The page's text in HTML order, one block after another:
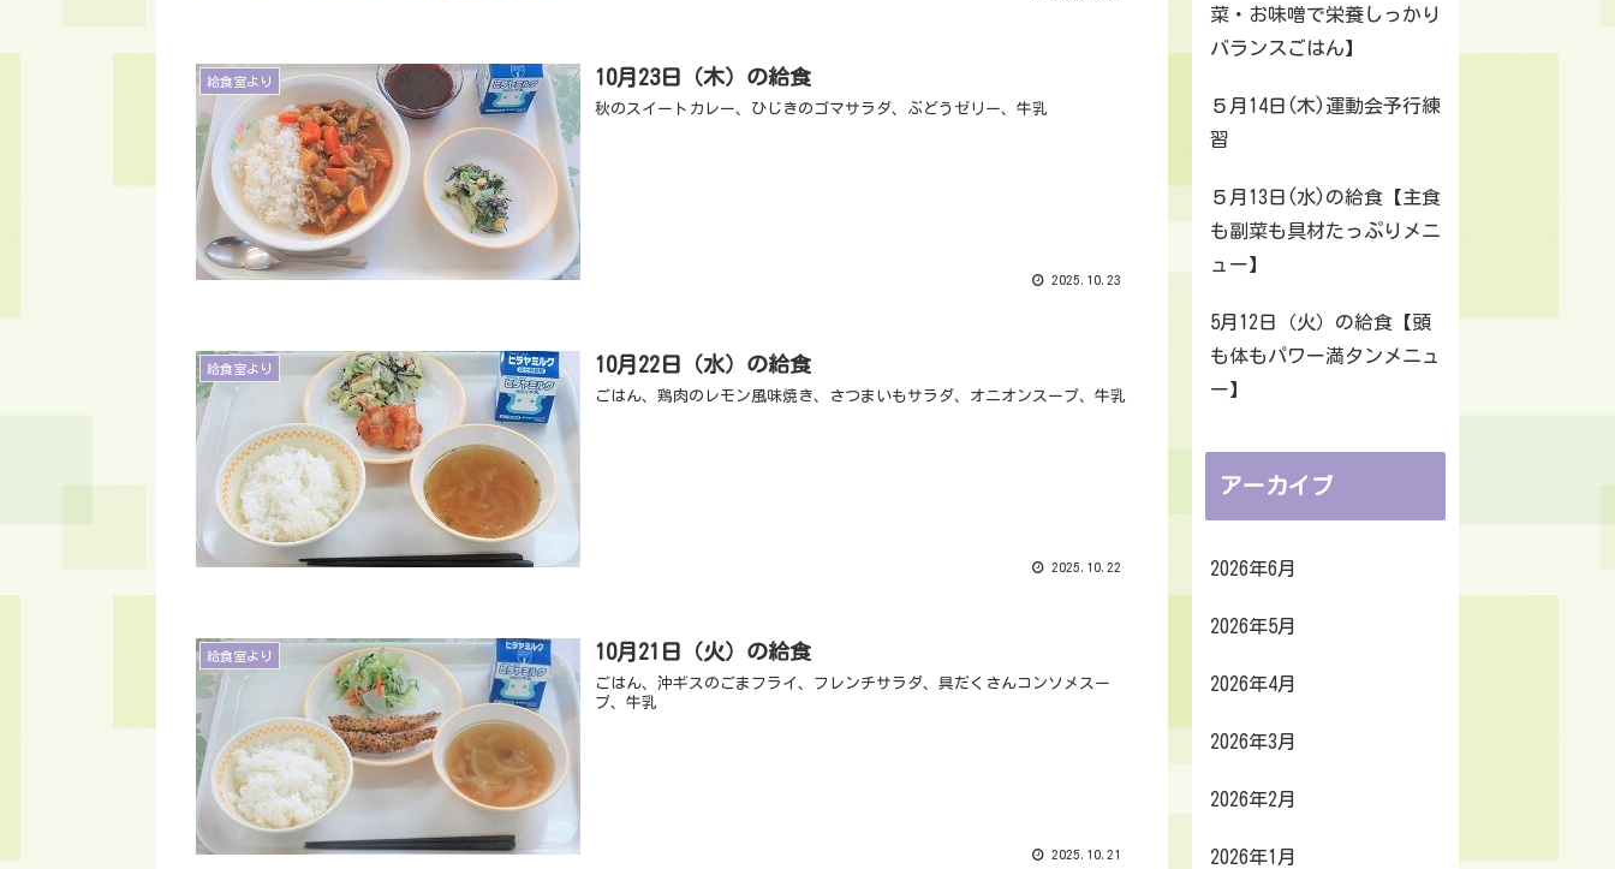
給食室より 10月23日（木）の給食
秋のスイートカレー、ひじきのゴマサラダ、ぶどうゼリー、牛乳
2025.10.23
給食室より 10月22日（水）の給食
ごはん、鶏肉のレモン風味焼き、さつまいもサラダ、オニオンスープ、牛乳
2025.10.22
給食室より 10月21日（火）の給食
ごはん、沖ギスのごまフライ、フレンチサラダ、具だくさんコンソメスー
プ、牛乳
2025.10.21
菜・お味噌で栄養しっかり
バランスごはん】
５月14日(木)運動会予行練
習
５月13日(水)の給食【主食
も副菜も具材たっぷりメニ
ュー】
5月12日（火）の給食【頭
も体もパワー満タンメニュ
ー】
アーカイブ
2026年6月
2026年5月
2026年4月
2026年3月
2026年2月
2026年1月